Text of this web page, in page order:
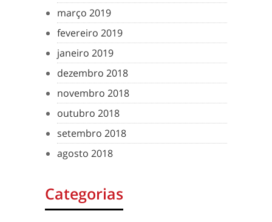
março 2019
fevereiro 2019
janeiro 2019
dezembro 2018
novembro 2018
outubro 2018
setembro 2018
agosto 2018
Categorias